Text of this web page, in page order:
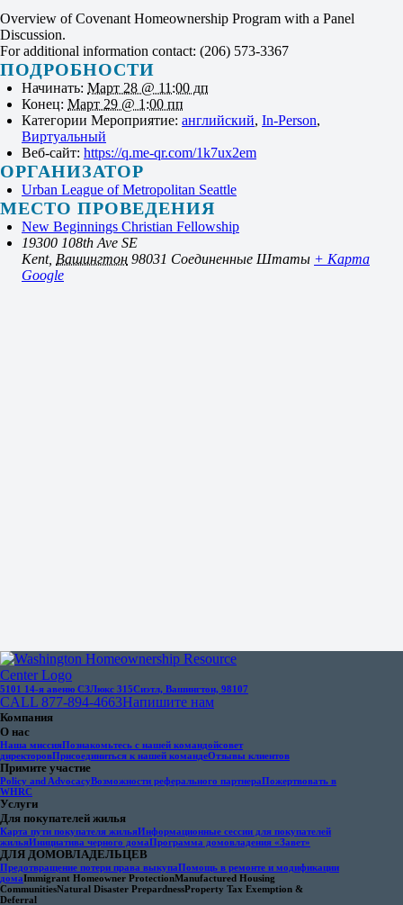
Overview of Covenant Homeownership Program with a Panel
Discussion.
For additional information contact: (206) 573-3367
ПОДРОБНОСТИ
Начинать: Март 28 @ 11:00 дп
Конец: Март 29 @ 1:00 пп
Категории Мероприятие: английский, In-Person,
Виртуальный
Веб-сайт: https://q.me-qr.com/1k7ux2em
ОРГАНИЗАТОР
Urban League of Metropolitan Seattle
МЕСТО ПРОВЕДЕНИЯ
New Beginnings Christian Fellowship
19300 108th Ave SE
Kent, Вашингтон 98031 Соединенные Штаты + Карта
Google
5101 14-я авеню СЗЛюкс 315Сиэтл, Вашингтон, 98107
CALL 877-894-4663Напишите нам
Компания
О нас
Наша миссияПознакомьтесь с нашей командойсовет
директоровПрисоединиться к нашей командеОтзывы клиентов
Примите участие
Policy and AdvocacyВозможности реферального партнераПожертвовать в
WHRC
Услуги
Для покупателей жилья
Карта пути покупателя жильяИнформационные сессии для покупателей
жильяИнициатива черного домаПрограмма домовладения «Завет»
ДЛЯ ДОМОВЛАДЕЛЬЦЕВ
Предотвращение потери права выкупаПомощь в ремонте и модификации
домаImmigrant Homeowner ProtectionManufactured Housing
CommunitiesNatural Disaster PrepardnessProperty Tax Exemption &
Deferral